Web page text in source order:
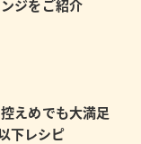
ジをご紹介
えめでも大満足
下レシピ